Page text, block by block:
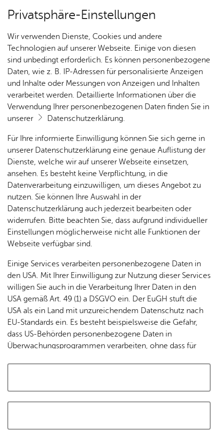
Kartenansicht
Cookie-Hinweis
Zum Laden dieser Karte wird eine Verbindung zu externen
Servern hergestellt. Diese verwenden Cookies und andere
Tracking-Technologien, um die Bedienung zu
personalisieren und zu verbessern. Weitere Informationen
finden Sie in unsererDatenschutzerklärung
Cookies akzeptieren und Karte laden
Privatsphäre-Einstellungen
Wir verwenden Dienste, Cookies und andere
Technologien auf unserer Webseite. Einige von diesen
sind unbedingt erforderlich. Es können personenbezogene
Daten, wie z. B. IP-Adressen für personalisierte Anzeigen
und Inhalte oder Messungen von Anzeigen und Inhalten
verarbeitet werden. Detaillierte Informationen über die
Verwendung Ihrer personenbezogenen Daten finden Sie in
unserer
Datenschutzerklärung.
Für Ihre informierte Einwilligung können Sie sich gerne in
unserer Datenschutzerklärung eine genaue Auflistung der
Dienste, welche wir auf unserer Webseite einsetzen,
ansehen. Es besteht keine Verpflichtung, in die
Datenverarbeitung einzuwilligen, um dieses Angebot zu
nutzen. Sie können Ihre Auswahl in der
Datenschutzerklärung auch jederzeit bearbeiten oder
widerrufen. Bitte beachten Sie, dass aufgrund individueller
Einstellungen möglicherweise nicht alle Funktionen der
Webseite verfügbar sind.
Einige Services verarbeiten personenbezogene Daten in
den USA. Mit Ihrer Einwilligung zur Nutzung dieser Services
willigen Sie auch in die Verarbeitung Ihrer Daten in den
USA gemäß Art. 49 (1) a DSGVO ein. Der EuGH stuft die
USA als ein Land mit unzureichendem Datenschutz nach
EU-Standards ein. Es besteht beispielsweise die Gefahr,
dass US-Behörden personenbezogene Daten in
Überwachungsprogrammen verarbeiten, ohne dass für